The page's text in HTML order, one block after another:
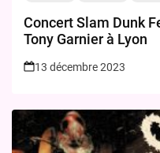
Concert Slam Dunk
Tony Garnier à Lyon
13 décembre 2023